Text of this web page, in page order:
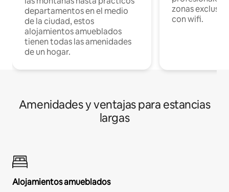
departamentos en el medio
de la ciudad, estos
alojamientos amueblados
tienen todas las amenidades
de un hogar.
zonas
con wifi.
Amenidades y ventajas para estancias
largas
Alojamientos amueblados